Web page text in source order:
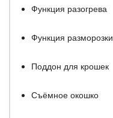
Функция разогрева
Функция разморозки
Поддон для крошек
Съёмное окошко